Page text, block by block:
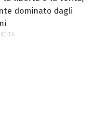
dominato dagli